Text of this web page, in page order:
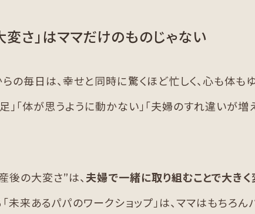
変さ」はママだけのものじゃない
の毎日は、幸せと同時に驚くほど忙しく、心も体も
」「体が思うように動かない」「夫婦のすれ違いが
後の大変さ”は、 夫婦で一緒に取り組むことで大きく
未来あるパパのワークショップ」は、ママはもちろ